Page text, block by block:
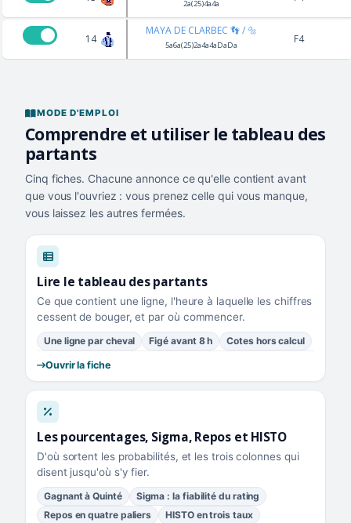
2a(25)4a4a
14
MAYA DE CLARBEC 👣 / 🔩
5a6a(25)2a4a4aDaDa F4
MODE D'EMPLOI
Comprendre et utiliser le tableau des
partants
Cinq fiches. Chacune annonce ce qu'elle contient avant
que vous l'ouvriez : vous prenez celle qui vous manque,
vous laissez les autres fermées.
Lire le tableau des partants
Ce que contient une ligne, l'heure à laquelle les chiffres
cessent de bouger, et par où commencer.
Une ligne par cheval Figé avant 8 h Cotes hors calcul
Ouvrir la fiche
Les pourcentages, Sigma, Repos et HISTO
D'où sortent les probabilités, et les trois colonnes qui
disent jusqu'où s'y fier.
Gagnant à Quinté
Sigma : la fiabilité du rating
Repos en quatre paliers
HISTO en trois taux